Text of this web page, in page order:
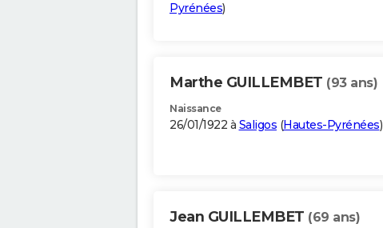
Pyrénées)
Marthe GUILLEMBET (93 ans)
Naissance
26/01/1922 à Saligos (Hautes-Pyrénées)
Jean GUILLEMBET (69 ans)